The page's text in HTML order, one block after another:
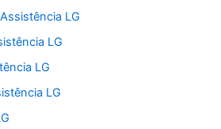
LG
LG
LG
LG